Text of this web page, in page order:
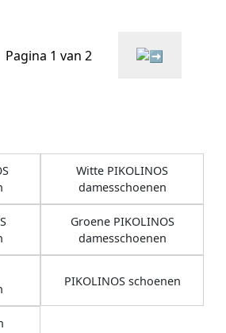
Pagina 1 van 2
Witte PIKOLINOS
damesschoenen
Groene PIKOLINOS
damesschoenen
PIKOLINOS schoenen